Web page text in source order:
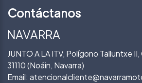
Contáctanos
NAVARRA
JUNTO A LA ITV, Polígono Talluntxe II,
31110 (Noáin, Navarra)
Email: